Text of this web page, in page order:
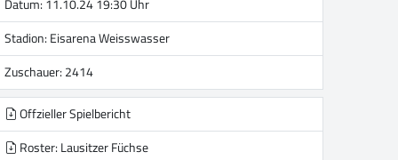
Stadion:Eisarena Weisswasser
Zuschauer: 2414
Offzieller Spielbericht
Roster: Lausitzer Füchse